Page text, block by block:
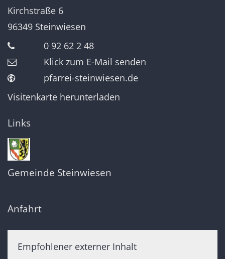
Kirchstraße 6
96349 Steinwiesen
0 92 62 2 48
Klick zum E-Mail senden
pfarrei-steinwiesen.de
Visitenkarte herunterladen
Links
Gemeinde Steinwiesen
Anfahrt
Empfohlener externer Inhalt